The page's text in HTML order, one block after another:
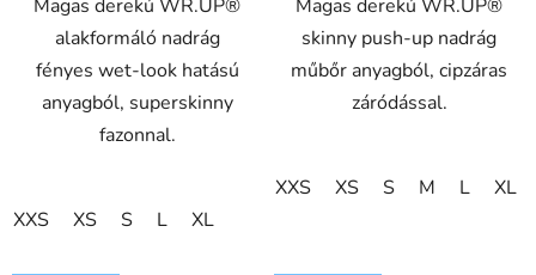
Magas derekú WR.UP®
alakformáló nadrág
fényes wet-look hatású
anyagból, superskinny
fazonnal.
XXS XS S L XL
Magas derekú WR.UP®
skinny push-up nadrág
műbőr anyagból, cipzáras
záródással.
XXS XS S M L XL